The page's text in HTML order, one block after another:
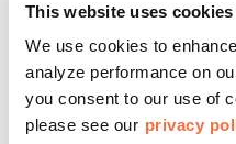
This website uses cookies
We use cookies to
analyze performance on
you consent to our use of
please see our privacy
和体验活动。